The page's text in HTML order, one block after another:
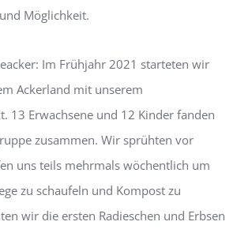
Möglichkeit.
Im Frühjahr 2021 starteten wir
Ackerland mit unserem
13 Erwachsene und 12 Kinder fanden
zusammen. Wir sprühten vor
uns teils mehrmals wöchentlich um
zu schaufeln und Kompost zu
wir die ersten Radieschen und Erbsen